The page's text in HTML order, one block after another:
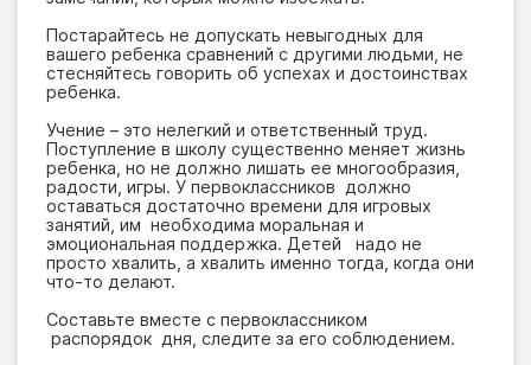
Постарайтесь не допускать невыгодных для
вашего ребенка сравнений с другими людьми, не
стесняйтесь говорить об успехах и достоинствах
ребенка.
Учение – это нелегкий и ответственный труд.
Поступление в школу существенно меняет жизнь
ребенка, но не должно лишать ее многообразия,
радости, игры. У первоклассников должно
оставаться достаточно времени для игровых
занятий, им необходима моральная и
эмоциональная поддержка. Детей надо не
просто хвалить, а хвалить именно тогда, когда они
что-то делают.
Составьте вместе с первоклассником
распорядок дня, следите за его соблюдением.